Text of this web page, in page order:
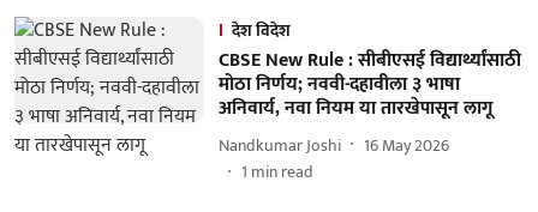
देश विदेश
CBSE New Rule : सीबीएसई विद्यार्थ्यांसाठी
मोठा निर्णय; नववी-दहावीला ३ भाषा
अनिवार्य, नवा नियम या तारखेपासून लागू
Nandkumar Joshi
16 May 2026
1 min read